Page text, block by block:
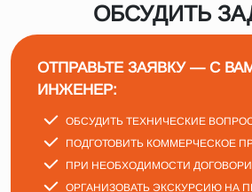
ОБСУДИТЬ
ОТПРАВЬТЕ ЗАЯВКУ — С
ИНЖЕНЕР:
ОБСУДИТЬ ТЕХНИЧЕСКИЕ
ПОДГОТОВИТЬ КОММЕРЧЕСКОЕ
ПРИ НЕОБХОДИМОСТИ
ОРГАНИЗОВАТЬ ЭКСКУРСИЮ НА